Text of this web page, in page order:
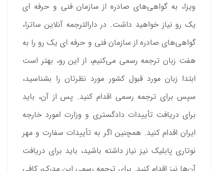
ویزا، به گواهی‌های صادره از سازمان فنی و حرفه ای
یک رو نیاز خواهید داشت. در دارالترجمه آنلاین ساترا،
گواهی‌های صادره از سازمان فنی و حرفه ای یک رو را به
هفت زبان ترجمه رسمی می‌کنیم، از این رو، بهتر است
ابتدا زبان مورد قبول کشور مورد نظرتان را بشناسید،
سپس برای ترجمه رسمی اقدام کنید. پس از آن، باید
برای دریافت تأییدات دادگستری و وزارت امورد خارجه
ایران اقدام کنید. همچنین اگر به تأییدات سفارت و مهر
نوتاری پابلیک نیز نیاز داشته باشید، باید برای دریافت